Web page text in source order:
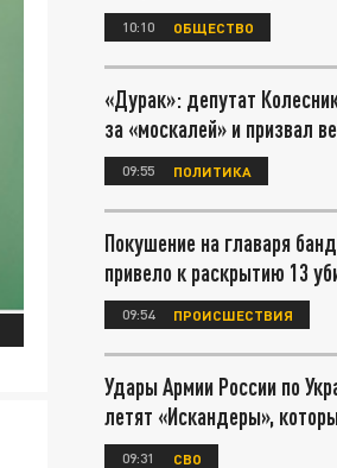
10:10 ОБЩЕСТВО
«Дурак»: депутат
за «москалей» и призвал
09:55 ПОЛИТИКА
Покушение на главаря
привело к раскрытию 13
09:54 ПРОИСШЕСТВИЯ
Удары Армии России по
летят «Искандеры»,
09:31 СВО